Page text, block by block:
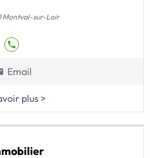
Montval-sur-Loir
Email
plus >